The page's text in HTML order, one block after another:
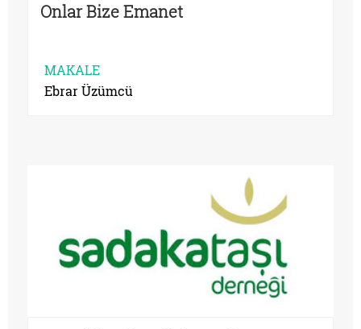
Onlar Bize Emanet
MAKALE
Ebrar Üzümcü